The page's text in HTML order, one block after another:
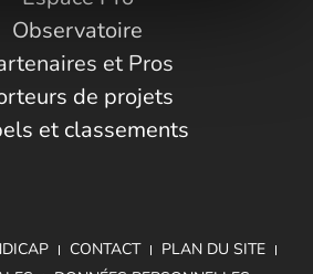
Observatoire
et Pros
de projets
et classements
CONTACT
PLAN DU SITE